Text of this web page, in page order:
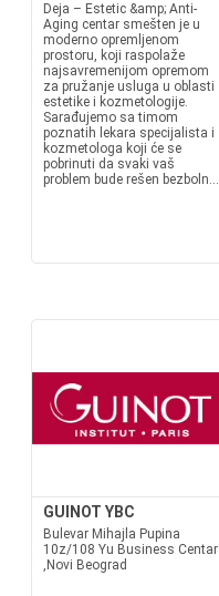
Deja – Estetic &amp; Anti-
Aging centar smešten je u
moderno opremljenom
prostoru, koji raspolaže
najsavremenijom opremom
za pružanje usluga u oblasti
estetike i kozmetologije.
Sarađujemo sa timom
poznatih lekara specijalista i
kozmetologa koji će se
pobrinuti da svaki vaš
problem bude rešen bezboln...
GUINOT YBC
Bulevar Mihajla Pupina
10z/108 Yu Business Centar
,Novi Beograd